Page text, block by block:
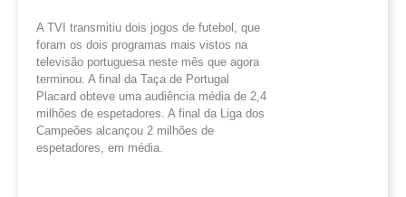
A TVI transmitiu dois jogos de futebol, que
foram os dois programas mais vistos na
televisão portuguesa neste mês que agora
terminou. A final da Taça de Portugal
Placard obteve uma audiência média de 2,4
milhões de espetadores. A final da Liga dos
Campeões alcançou 2 milhões de
espetadores, em média.